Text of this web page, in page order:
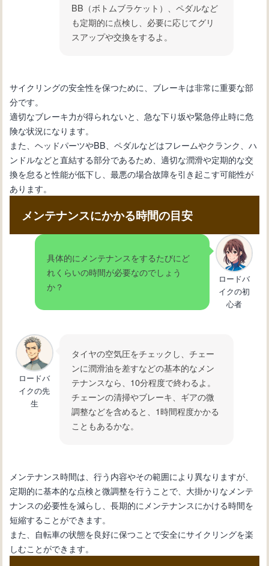
BB（ボトムブラケット）、ペダルなど
も定期的に点検し、必要に応じてグリ
スアップや交換をするよ。
サイクリングの安全性を保つために、ブレーキは非常に重要な部
分です。
適切なブレーキ力が得られないと、急な下り坂や緊急停止時に危
険な状況になります。
また、ヘッドパーツやBB、ペダルなどはフレームやクランク、ハ
ンドルなどと直結する部分であるため、適切な潤滑や定期的な交
換を怠ると性能が低下し、最悪の場合故障を引き起こす可能性が
あります。
メンテナンスにかかる時間の目安
具体的にメンテナンスをするたびにど
れくらいの時間が必要なのでしょう
か？
ロードバ
イクの初
心者
ロードバ
イクの先
生
タイヤの空気圧をチェックし、チェー
ンに潤滑油を差すなどの基本的なメン
テナンスなら、10分程度で終わるよ。
チェーンの清掃やブレーキ、ギアの微
調整などを含めると、1時間程度かかる
こともあるかな。
メンテナンス時間は、行う内容やその範囲により異なりますが、
定期的に基本的な点検と微調整を行うことで、大掛かりなメンテ
ナンスの必要性を減らし、長期的にメンテナンスにかける時間を
短縮することができます。
また、自転車の状態を良好に保つことで安全にサイクリングを楽
しむことができます。